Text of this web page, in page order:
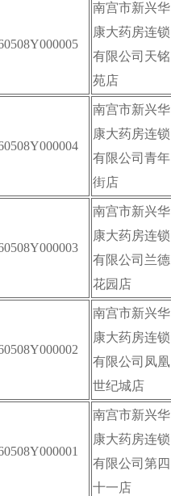
南宫市新兴华
康大药房连锁
有限公司天铭
苑店
南宫市新兴华
康大药房连锁
有限公司青年
街店
南宫市新兴华
康大药房连锁
有限公司兰德
花园店
南宫市新兴华
康大药房连锁
有限公司凤凰
世纪城店
南宫市新兴华
康大药房连锁
有限公司第四
十一店